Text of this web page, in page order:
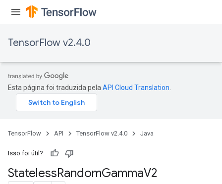
TensorFlow v2.4.0
Esta página foi traduzida pela API Cloud Translation
TensorFlow API TensorFlow v2.4.0 Java
Isso foi útil?
StatelessRandomGammaV2